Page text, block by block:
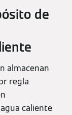
de
almacenan
regla
caliente